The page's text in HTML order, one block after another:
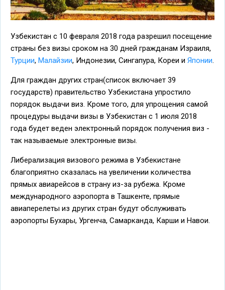
Узбекистан с 10 февраля 2018 года разрешил посещение
страны без визы сроком на 30 дней гражданам Израиля,
Турции, Малайзии, Индонезии, Сингапура, Кореи и Японии.
Для граждан других стран(список включает 39
государств) правительство Узбекистана упростило
порядок выдачи виз. Кроме того, для упрощения самой
процедуры выдачи визы в Узбекистан с 1 июля 2018
года будет веден электронный порядок получения виз -
так называемые электронные визы.
Либерализация визового режима в Узбекистане
благоприятно сказалась на увеличении количества
прямых авиарейсов в страну из-за рубежа. Кроме
международного аэропорта в Ташкенте, прямые
авиаперелеты из других стран будут обслуживать
аэропорты Бухары, Ургенча, Самарканда, Карши и Навои.